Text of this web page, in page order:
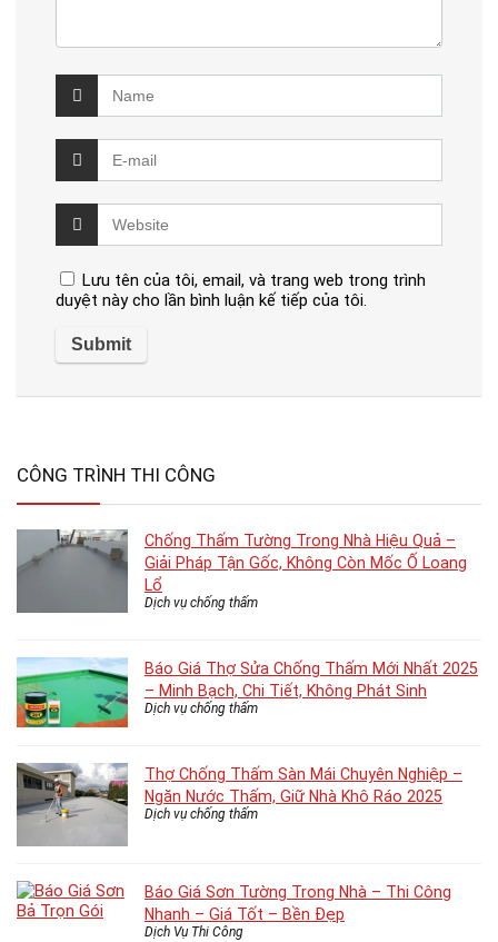
Lưu tên của tôi, email, và trang web trong trình
duyệt này cho lần bình luận kế tiếp của tôi.
CÔNG TRÌNH THI CÔNG
Chống Thấm Tường Trong Nhà Hiệu Quả –
Giải Pháp Tận Gốc, Không Còn Mốc Ố Loang
Lổ
Dịch vụ chống thấm
Báo Giá Thợ Sửa Chống Thấm Mới Nhất 2025
– Minh Bạch, Chi Tiết, Không Phát Sinh
Dịch vụ chống thấm
Thợ Chống Thấm Sàn Mái Chuyên Nghiệp –
Ngăn Nước Thấm, Giữ Nhà Khô Ráo 2025
Dịch vụ chống thấm
Báo Giá Sơn Tường Trong Nhà – Thi Công
Nhanh – Giá Tốt – Bền Đẹp
Dịch Vụ Thi Công